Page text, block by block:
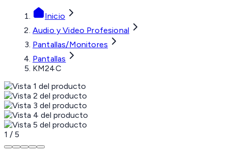
Inicio
Audio y Video Profesional
Pantallas/Monitores
Pantallas
KM24C
1 / 5